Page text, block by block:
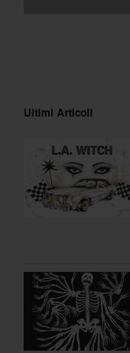
Ultimi Articoli